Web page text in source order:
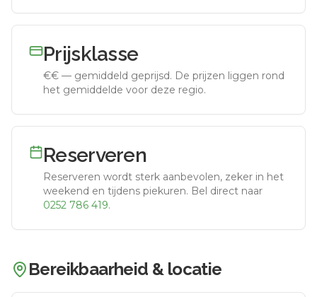
Prijsklasse
€€ — gemiddeld geprijsd. De prijzen liggen rond
het gemiddelde voor deze regio.
Reserveren
Reserveren wordt sterk aanbevolen, zeker in het
weekend en tijdens piekuren. Bel direct naar
0252 786 419.
Bereikbaarheid & locatie